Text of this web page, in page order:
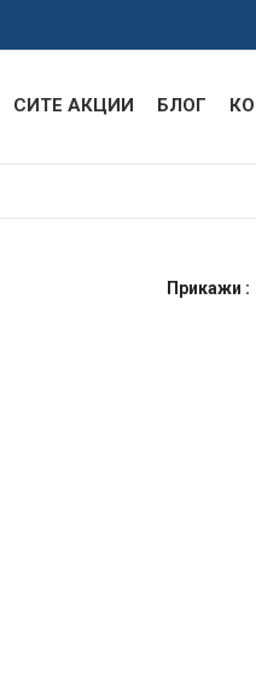
СИТЕ АКЦИИ БЛОГ
Прикажи